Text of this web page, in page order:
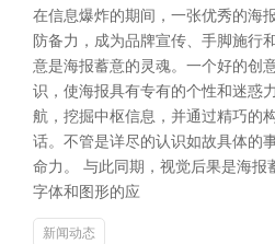
在信息爆炸的期间，一张优秀的海
防备力，成为品牌宣传、手脚施行
意是海报蓄意的灵魂。一个好的创
识，使海报具有专有的个性和迷惑
航，挖掘中枢信息，并通过精巧的
话。不管是详尽的认识如故具体的
命力。 与此同期，视觉后果是海报
字体和图形的应
新闻动态